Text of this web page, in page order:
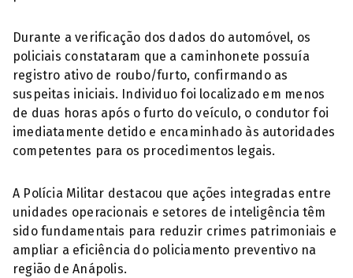
Durante a verificação dos dados do automóvel, os
policiais constataram que a caminhonete possuía
registro ativo de roubo/furto, confirmando as
suspeitas iniciais. Individuo foi localizado em menos
de duas horas após o furto do veículo, o condutor foi
imediatamente detido e encaminhado às autoridades
competentes para os procedimentos legais.
A Polícia Militar destacou que ações integradas entre
unidades operacionais e setores de inteligência têm
sido fundamentais para reduzir crimes patrimoniais e
ampliar a eficiência do policiamento preventivo na
região de Anápolis.